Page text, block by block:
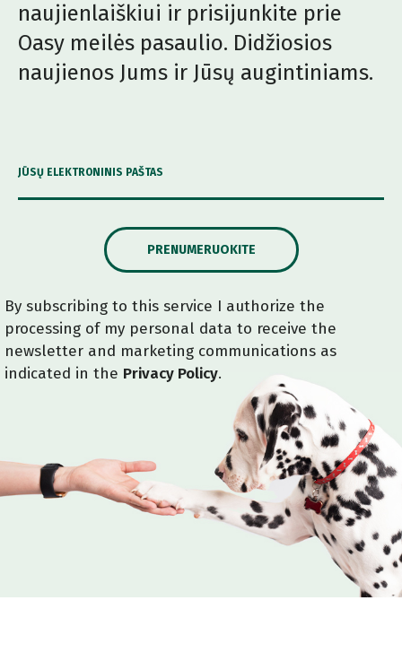
naujienlaiškiui ir prisijunkite prie
Oasy meilės pasaulio. Didžiosios
naujienos Jums ir Jūsų augintiniams.
JŪSŲ ELEKTRONINIS PAŠTAS
PRENUMERUOKITE
By subscribing to this service I authorize the
processing of my personal data to receive the
newsletter and marketing communications as
indicated in the Privacy Policy.